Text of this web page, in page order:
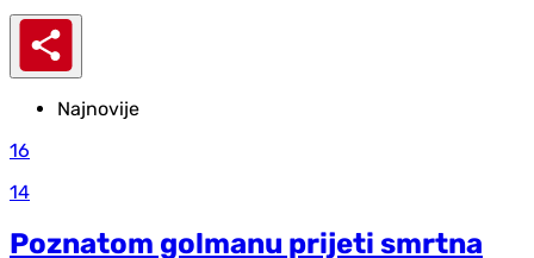
Najnovije
16
14
Poznatom golmanu prijeti smrtna